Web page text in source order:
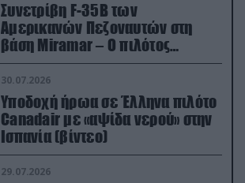
Συνετρίβη F-35B των
Αμερικανών Πεζοναυτών στη
βάση Miramar – Ο πιλότος
εκτινάχθηκε εγκαίρως
30.07.2026
Υποδοχή ήρωα σε Έλληνα πιλότο
Canadair με «αψίδα νερού» στην
Ισπανία (βίντεο)
29.07.2026